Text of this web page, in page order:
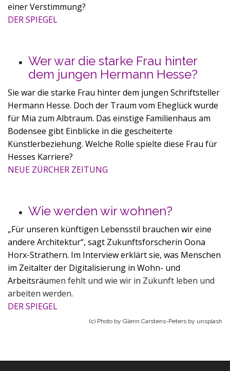
einer Verstimmung?
DER SPIEGEL
Wer war die starke Frau hinter
dem jungen Hermann Hesse?
Sie war die starke Frau hinter dem jungen Schriftsteller
Hermann Hesse. Doch der Traum vom Eheglück wurde
für Mia zum Albtraum. Das einstige Familienhaus am
Bodensee gibt Einblicke in die gescheiterte
Künstlerbeziehung. Welche Rolle spielte diese Frau für
Hesses Karriere?
NEUE ZÜRCHER ZEITUNG
Wie werden wir wohnen?
„Für unseren künftigen Lebensstil brauchen wir eine
andere Architektur“, sagt Zukunftsforscherin Oona
Horx-Strathern. Im Interview erklärt sie, was Menschen
im Zeitalter der Digitalisierung in Wohn- und
Arbeitsräumen fehlt und wie wir in Zukunft leben und
arbeiten werden.
DER SPIEGEL
(c) Photo by Glenn Carstens-Peters by unsplash